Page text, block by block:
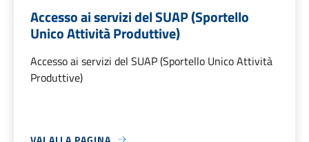
Accesso ai servizi del SUAP (Sportello
Unico Attività Produttive)
Accesso ai servizi del SUAP (Sportello Unico Attività
Produttive)